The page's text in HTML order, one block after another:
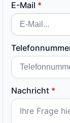
E-Mail *
Nachricht *